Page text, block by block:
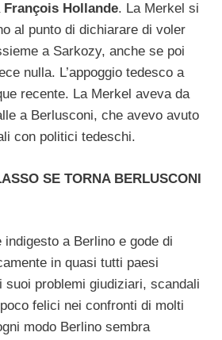
François Hollande. La Merkel si
al punto di dichiarare di voler
a Sarkozy, anche se poi
nulla. L’appoggio tedesco a
recente. La Merkel aveva da
a Berlusconi, che avevo avuto
con politici tedeschi.
SE TORNA BERLUSCONI
indigesto a Berlino e gode di
in quasi tutti paesi
suoi problemi giudiziari, scandali
felici nei confronti di molti
modo Berlino sembra